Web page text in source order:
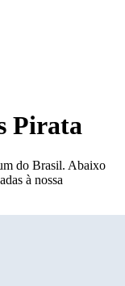
Pirata
do Brasil. Abaixo
à nossa